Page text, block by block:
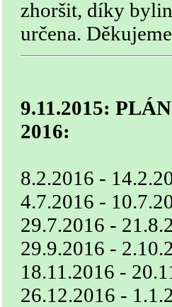
zhoršit, díky
určena.
9.11.2015:
2016:
8.2.2016 -
4.7.2016 -
29.7.2016 -
29.9.2016 -
18.11.2016 -
26.12.2016 -